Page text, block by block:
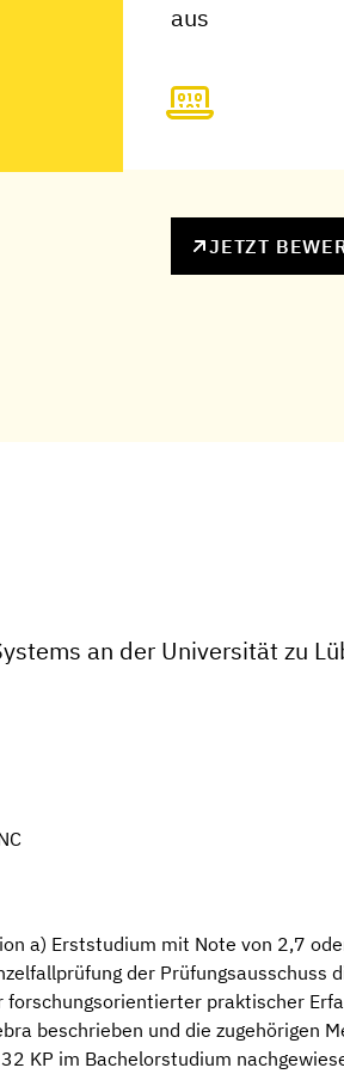
aus
JETZT
an der Universität zu
a) Erststudium mit Note von 2,7
der Prüfungsausschuss
praktischer
beschrieben und die zugehörigen
KP im Bachelorstudium